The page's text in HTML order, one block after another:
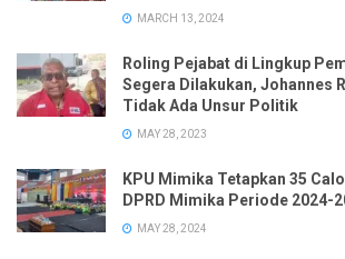
MARCH 13, 2024
Roling Pejabat di Lingkup
Segera Dilakukan, Johannes
Tidak Ada Unsur Politik
MAY 28, 2023
KPU Mimika Tetapkan 35
DPRD Mimika Periode 2024-
MAY 28, 2024